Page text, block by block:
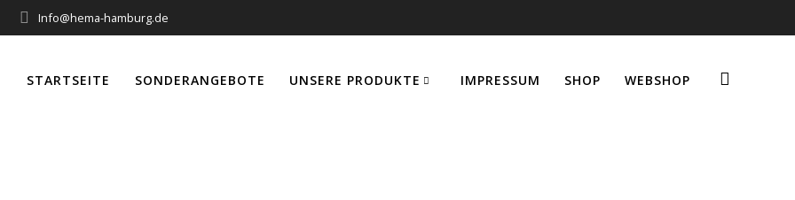
Info@hema-hamburg.de
STARTSEITE SONDERANGEBOTE UNSERE PRODUKTE IMPRESSUM SHOP WEBSHOP